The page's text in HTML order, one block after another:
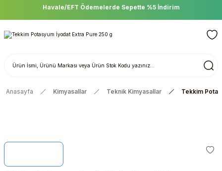
DLAB Scientific Ürünlerinde Sepette %15 İndirim
Anasayfa Kimyasallar Teknik Kimyasallar Tekkim